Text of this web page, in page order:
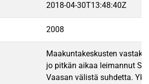
2018-04-30T13:48:40Z
2008
Maakuntakeskusten
jo pitkän aikaa leimannut
Vaasan välistä suhdetta.